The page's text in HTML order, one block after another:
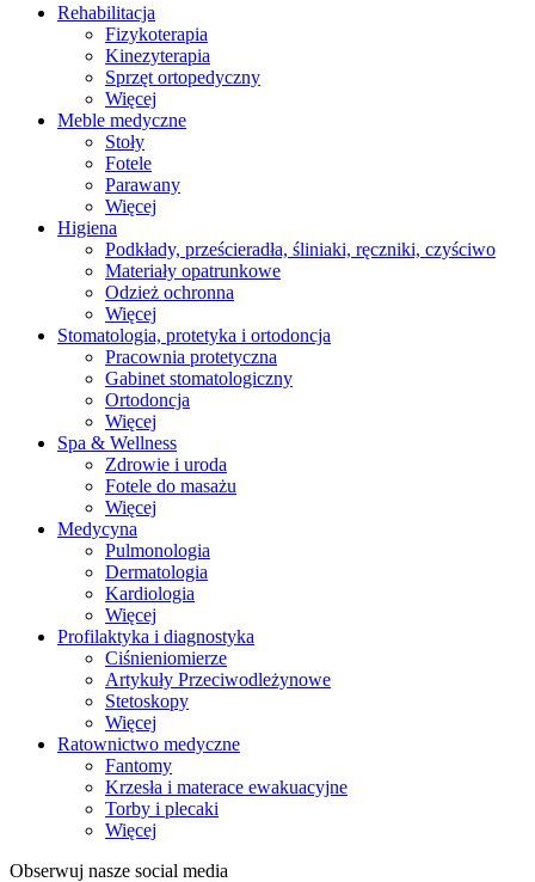
Rehabilitacja
Fizykoterapia
Kinezyterapia
Sprzęt ortopedyczny
Więcej
Meble medyczne
Stoły
Fotele
Parawany
Więcej
Higiena
Podkłady, prześcieradła, śliniaki, ręczniki, czyściwo
Materiały opatrunkowe
Odzież ochronna
Więcej
Stomatologia, protetyka i ortodoncja
Pracownia protetyczna
Gabinet stomatologiczny
Ortodoncja
Więcej
Spa & Wellness
Zdrowie i uroda
Fotele do masażu
Więcej
Medycyna
Pulmonologia
Dermatologia
Kardiologia
Więcej
Profilaktyka i diagnostyka
Ciśnieniomierze
Artykuły Przeciwodleżynowe
Stetoskopy
Więcej
Ratownictwo medyczne
Fantomy
Krzesła i materace ewakuacyjne
Torby i plecaki
Więcej
Obserwuj nasze social media